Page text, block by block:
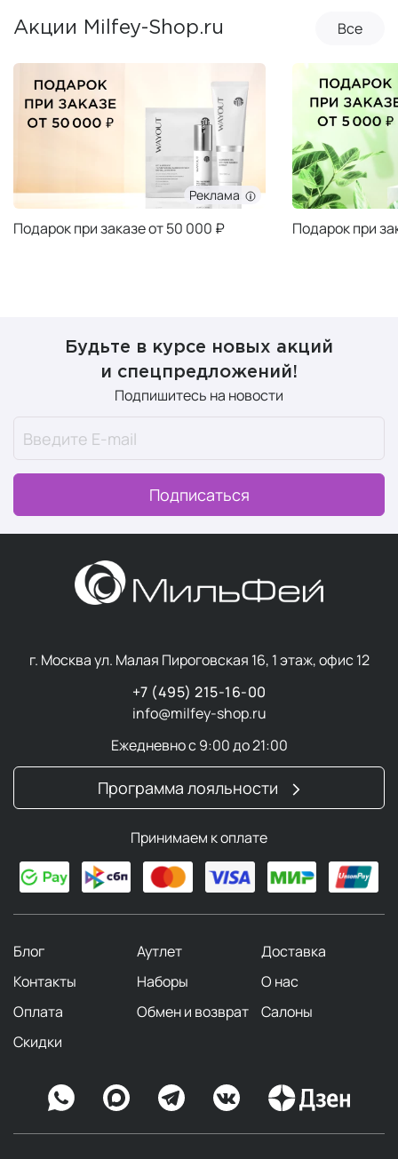
Акции Milfey-Shop.ru Все
Реклама
Подарок при заказе от 50 000 ₽ Подарок при
Будьте в курсе новых акций
и спецпредложений!
Подпишитесь на новости
Подписаться
г. Москва ул. Малая Пироговская 16, 1 этаж, офис 12
+7 (495) 215-16-00
info@milfey-shop.ru
Ежедневно с 9:00 до 21:00
Программа лояльности
Принимаем к оплате
Блог Аутлет
Доставка
Контакты
Наборы
О нас
Оплата
Обмен и возврат
Салоны
Скидки